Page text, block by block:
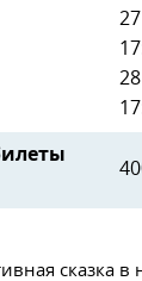
сказка